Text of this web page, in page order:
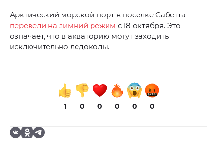
Арктический морской порт в поселке Сабетта
перевели на зимний режим с 18 октября. Это
означает, что в акваторию могут заходить
исключительно ледоколы.
1 0 0 0 0 0